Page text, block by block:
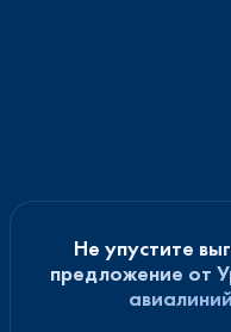
Не упустите
предложение от